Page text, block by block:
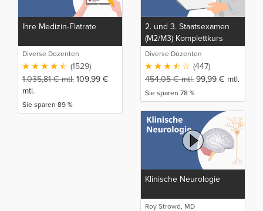
Ihre Medizin-Flatrate
Diverse Dozenten
(1529)
1.035,81€mtl. 109,99 €
mtl.
Sie sparen 89 %
2. und 3. Staatsexamen
(M2/M3) Komplettkurs
Diverse Dozenten
(447)
454,05€mtl. 99,99 € mtl.
Sie sparen 78 %
Klinische Neurologie
Roy Strowd, MD